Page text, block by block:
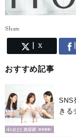
Share
X
おすすめ記事
SNS
きる